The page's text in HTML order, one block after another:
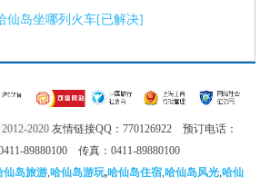
仙岛坐哪列火车[已解决]
2020友情链接QQ：770126922 预订电话：
89880100 传真：0411-89880100
仙岛旅游,哈仙岛游玩,哈仙岛住宿,哈仙岛风光,哈仙